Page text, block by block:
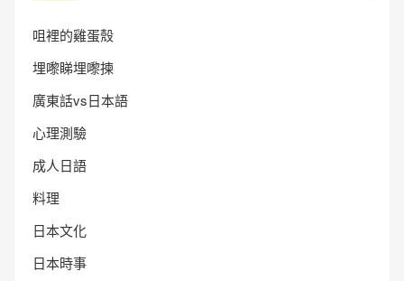
咀裡的雞蛋殼
埋嚟睇埋嚟揀
廣東話vs日本語
心理測驗
成人日語
料理
日本文化
日本時事